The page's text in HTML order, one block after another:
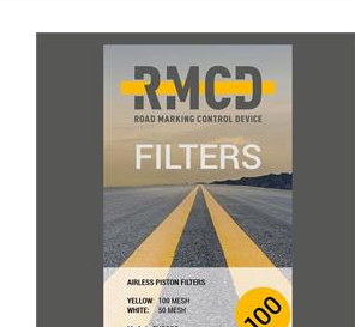
er montert slik at filteret holdes ordentlig
på plass. Vær oppmerksom på riktig
monteringsretning for filteret. Luften
strømmer rundt filteret fra utsiden og
filtreres innover. Dette gjør også
rengjøringen enklere. Montering av filteret:
- Skyv fjæren på den korte enden av
pistolfilteret. - Filterets monteringsretning
er avgjørende for at pistolen skal fungere
som den skal. - Skru filterholderen inn i
pistolen og stram den til. Emballasje: - I
intelligent pappemballasje. Kan også
åpnes og lukkes med hansker. - Fjærene